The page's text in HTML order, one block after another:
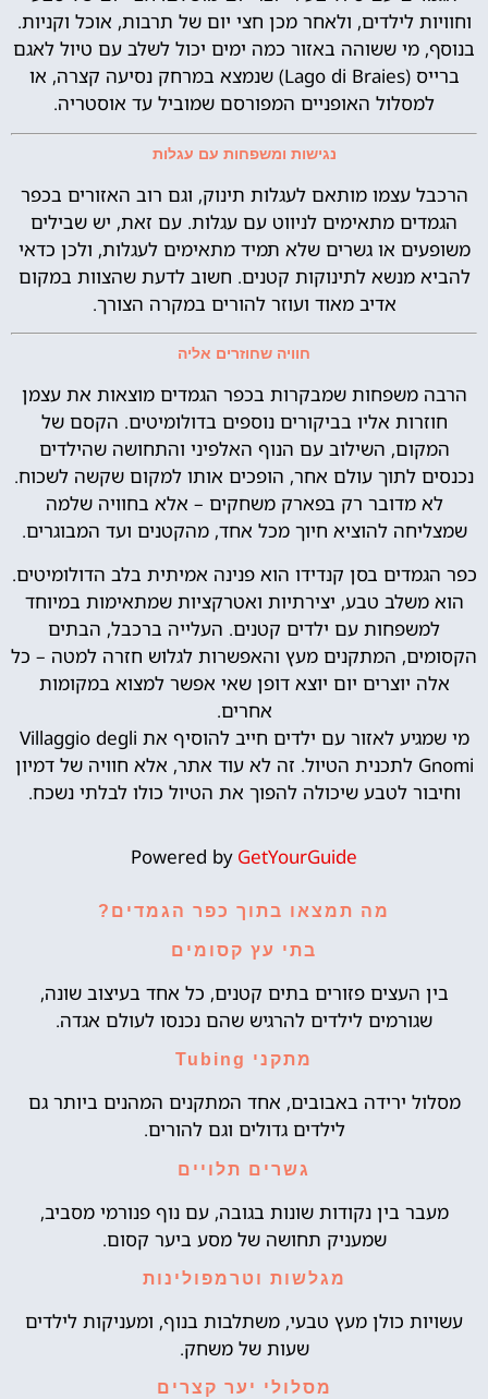
וחוויות לילדים, ולאחר מכן חצי יום של תרבות, אוכל וקניות.
בנוסף, מי ששוהה באזור כמה ימים יכול לשלב עם טיול לאגם
ברייס (Lago di Braies) שנמצא במרחק נסיעה קצרה, או
למסלול האופניים המפורסם שמוביל עד אוסטריה.
נגישות ומשפחות עם עגלות
הרכבל עצמו מותאם לעגלות תינוק, וגם רוב האזורים בכפר
הגמדים מתאימים לניווט עם עגלות. עם זאת, יש שבילים
משופעים או גשרים שלא תמיד מתאימים לעגלות, ולכן כדאי
להביא מנשא לתינוקות קטנים. חשוב לדעת שהצוות במקום
אדיב מאוד ועוזר להורים במקרה הצורך.
חוויה שחוזרים אליה
הרבה משפחות שמבקרות בכפר הגמדים מוצאות את עצמן
חוזרות אליו בביקורים נוספים בדולומיטים. הקסם של
המקום, השילוב עם הנוף האלפיני והתחושה שהילדים
נכנסים לתוך עולם אחר, הופכים אותו למקום שקשה לשכוח.
לא מדובר רק בפארק משחקים – אלא בחוויה שלמה
שמצליחה להוציא חיוך מכל אחד, מהקטנים ועד המבוגרים.
כפר הגמדים בסן קנדידו הוא פנינה אמיתית בלב הדולומיטים.
הוא משלב טבע, יצירתיות ואטרקציות שמתאימות במיוחד
למשפחות עם ילדים קטנים. העלייה ברכבל, הבתים
הקסומים, המתקנים מעץ והאפשרות לגלוש חזרה למטה – כל
אלה יוצרים יום יוצא דופן שאי אפשר למצוא במקומות
אחרים.
מי שמגיע לאזור עם ילדים חייב להוסיף את Villaggio degli
Gnomi לתכנית הטיול. זה לא עוד אתר, אלא חוויה של דמיון
וחיבור לטבע שיכולה להפוך את הטיול כולו לבלתי נשכח.
Powered by GetYourGuide
מה תמצאו בתוך כפר הגמדים?
בתי עץ קסומים
בין העצים פזורים בתים קטנים, כל אחד בעיצוב שונה,
שגורמים לילדים להרגיש שהם נכנסו לעולם אגדה.
מתקני Tubing
מסלול ירידה באבובים, אחד המתקנים המהנים ביותר גם
לילדים גדולים וגם להורים.
גשרים תלויים
מעבר בין נקודות שונות בגובה, עם נוף פנורמי מסביב,
שמעניק תחושה של מסע ביער קסום.
מגלשות וטרמפולינות
עשויות כולן מעץ טבעי, משתלבות בנוף, ומעניקות לילדים
שעות של משחק.
מסלולי יער קצרים